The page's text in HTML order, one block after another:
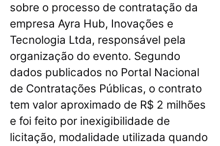
sobre o processo de contratação da
empresa Ayra Hub, Inovações e
Tecnologia Ltda, responsável pela
organização do evento. Segundo
dados publicados no Portal Nacional
de Contratações Públicas, o contrato
tem valor aproximado de R$ 2 milhões
e foi feito por inexigibilidade de
licitação, modalidade utilizada quando